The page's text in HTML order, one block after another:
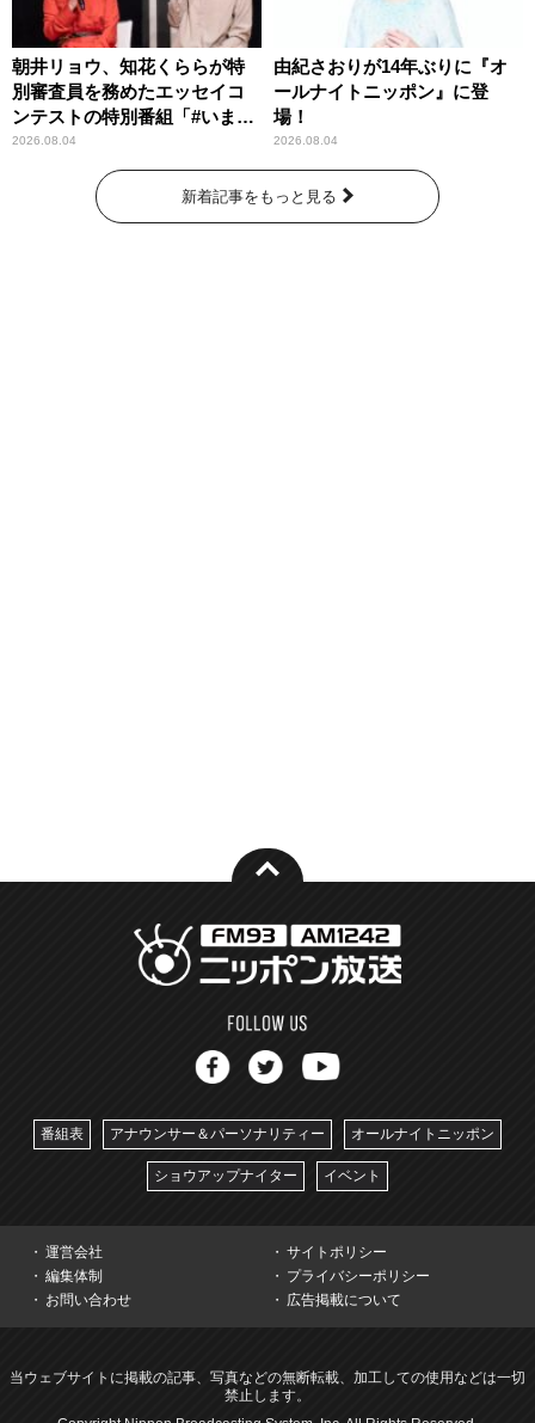
朝井リョウ、知花くららが特
別審査員を務めたエッセイコ
ンテストの特別番組「#いまあ
なたに伝えたいこと」
2026.08.04
由紀さおりが14年ぶりに『オ
ールナイトニッポン』に登
場！
2026.08.04
新着記事をもっと見る
番組表 アナウンサー＆パーソナリティー オールナイトニッポン
ショウアップナイター イベント
運営会社
サイトポリシー
編集体制
プライバシーポリシー
お問い合わせ
広告掲載について
当ウェブサイトに掲載の記事、写真などの無断転載、加工しての使用などは一切
禁止します。